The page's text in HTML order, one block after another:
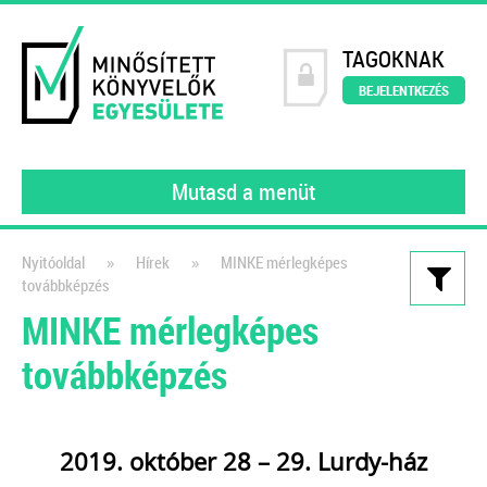
TAGOKNAK
BEJELENTKEZÉS
Mutasd a menüt
Webáruházak és e-
kereskedelem működése a
Webshop üzemeltetőknek és
könyvelőknek
Nyitóoldal » Hírek »
MINKE mérlegképes
továbbképzés
MINKE mérlegképes
továbbképzés
2019. október 28 – 29. Lurdy-ház